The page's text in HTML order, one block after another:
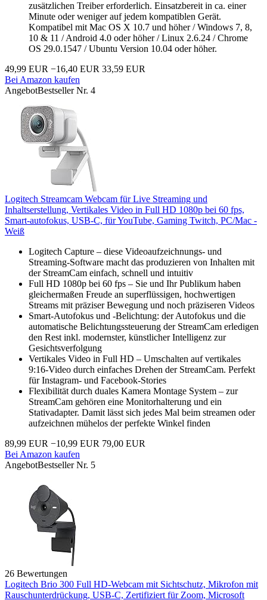
zusätzlichen Treiber erforderlich. Einsatzbereit in ca. einer
Minute oder weniger auf jedem kompatiblen Gerät.
Kompatibel mit Mac OS X 10.7 und höher / Windows 7, 8,
10 & 11 / Android 4.0 oder höher / Linux 2.6.24 / Chrome
OS 29.0.1547 / Ubuntu Version 10.04 oder höher.
49,99 EUR −16,40 EUR 33,59 EUR
Bei Amazon kaufen
AngebotBestseller Nr. 4
Logitech Streamcam Webcam für Live Streaming und
Inhaltserstellung, Vertikales Video in Full HD 1080p bei 60 fps,
Smart-autofokus, USB-C, für YouTube, Gaming Twitch, PC/Mac -
Weiß
Logitech Capture – diese Videoaufzeichnungs- und
Streaming-Software macht das produzieren von Inhalten mit
der StreamCam einfach, schnell und intuitiv
Full HD 1080p bei 60 fps – Sie und Ihr Publikum haben
gleichermaßen Freude an superflüssigen, hochwertigen
Streams mit präziser Bewegung und noch präziseren Videos
Smart-Autofokus und -Belichtung: der Autofokus und die
automatische Belichtungssteuerung der StreamCam erledigen
den Rest inkl. modernster, künstlicher Intelligenz zur
Gesichtsverfolgung
Vertikales Video in Full HD – Umschalten auf vertikales
9:16-Video durch einfaches Drehen der StreamCam. Perfekt
für Instagram- und Facebook-Stories
Flexibilität durch duales Kamera Montage System – zur
StreamCam gehören eine Monitorhalterung und ein
Stativadapter. Damit lässt sich jedes Mal beim streamen oder
aufzeichnen mühelos der perfekte Winkel finden
89,99 EUR −10,99 EUR 79,00 EUR
Bei Amazon kaufen
AngebotBestseller Nr. 5
26 Bewertungen
Logitech Brio 300 Full HD-Webcam mit Sichtschutz, Mikrofon mit
Rauschunterdrückung, USB-C, Zertifiziert für Zoom, Microsoft